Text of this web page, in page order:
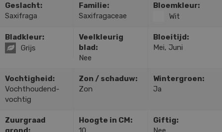
Geslacht:
Saxifraga
Familie:
Saxifragaceae
Bloemkleur:
Wit
Bladkleur:
Grijs
Veelkleurig
blad:
Nee
Bloeitijd:
Mei, Juni
Vochtigheid:
Vochthoudend-
vochtig
Zon / schaduw:
Zon
Wintergroen:
Ja
Zuurgraad
Hoogte in CM:
Giftig: